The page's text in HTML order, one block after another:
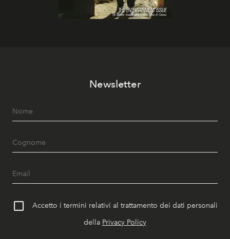
Newsletter
Accetto i termini relativi al trattamento dei dati personali
della Privacy Policy